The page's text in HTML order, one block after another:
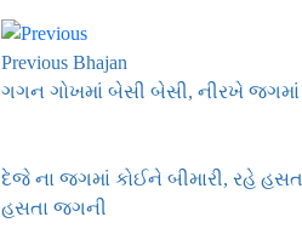
Previous Bhajan
ગગન ગોખમાં બેસી બેસી, નીરખે
દેજે ના જગમાં કોઈને બીમારી, રહે
હસતા જગની